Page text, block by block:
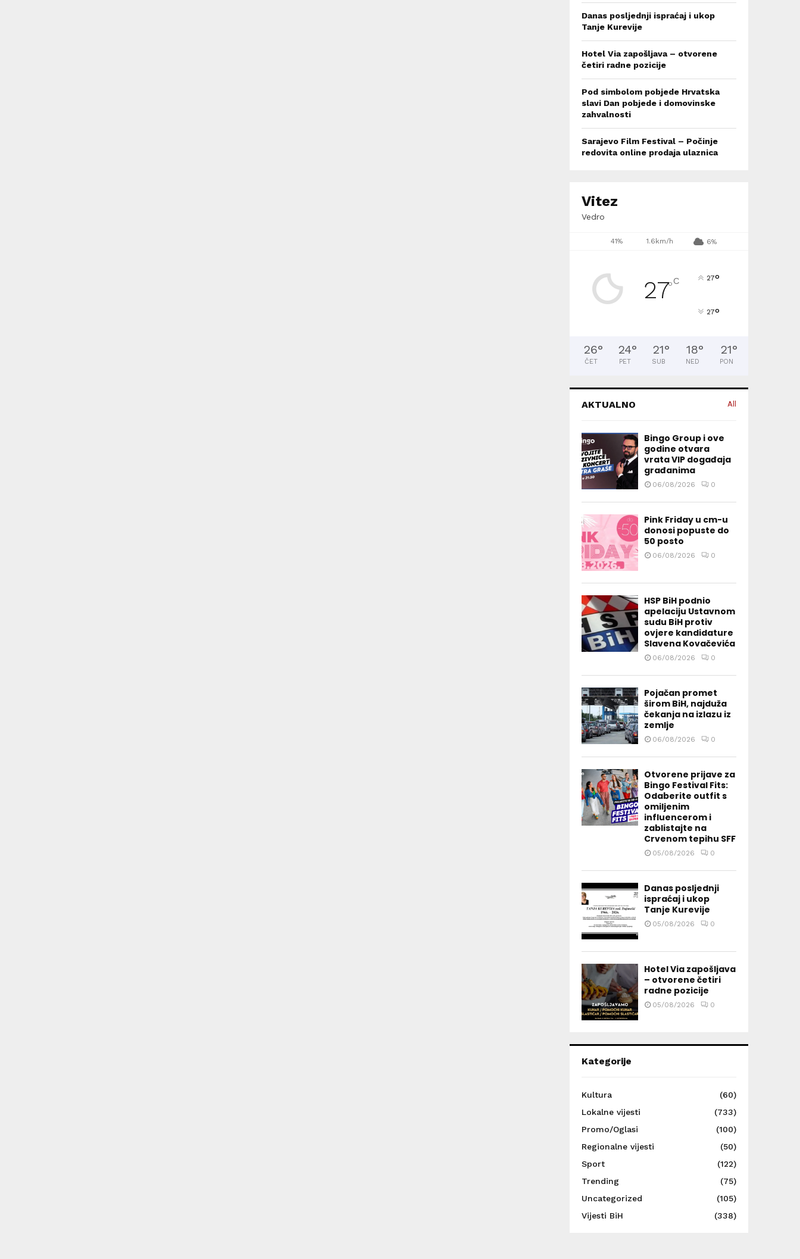
Danas posljednji ispraćaj i ukop
Tanje Kurevije
Hotel Via zapošljava – otvorene
četiri radne pozicije
Pod simbolom pobjede Hrvatska
slavi Dan pobjede i domovinske
zahvalnosti
Sarajevo Film Festival – Počinje
redovita online prodaja ulaznica
Vitez
Vedro
41% 1.6km/h 6%
27°C 27°
27°
26°
ČET
24°
PET
21°
SUB
18°
NED
21°
PON
AKTUALNO All
Bingo Group i ove
godine otvara
vrata VIP događaja
građanima
06/08/2026 0
Pink Friday u cm-u
donosi popuste do
50 posto
06/08/2026 0
HSP BiH podnio
apelaciju Ustavnom
sudu BiH protiv
ovjere kandidature
Slavena Kovačevića
06/08/2026 0
Pojačan promet
širom BiH, najduža
čekanja na izlazu iz
zemlje
06/08/2026 0
Otvorene prijave za
Bingo Festival Fits:
Odaberite outfit s
omiljenim
influencerom i
zablistajte na
Crvenom tepihu SFF
05/08/2026 0
Danas posljednji
ispraćaj i ukop
Tanje Kurevije
05/08/2026 0
Hotel Via zapošljava
– otvorene četiri
radne pozicije
05/08/2026 0
Kategorije
Kultura
(60)
Lokalne vijesti
(733)
Promo/Oglasi
(100)
Regionalne vijesti
(50)
Sport
(122)
Trending
(75)
Uncategorized
(105)
Vijesti BiH
(338)